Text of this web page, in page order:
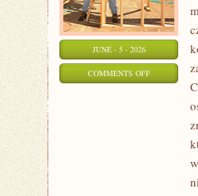
JUNE - 5 - 2026
COMMENTS OFFON